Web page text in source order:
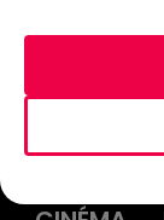
ACCUEIL